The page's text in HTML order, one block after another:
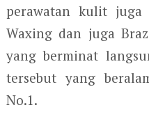
perawatan kulit juga
Waxing dan juga
yang berminat
tersebut yang
No.1.